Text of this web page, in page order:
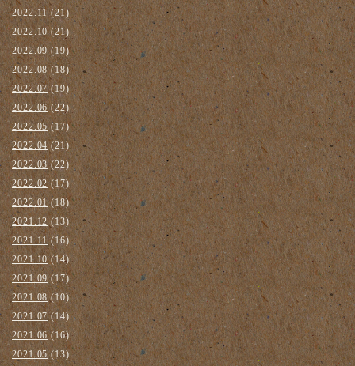
2022.11 (21)
2022.10(21)
2022.09 (19)
2022.08(18)
2022.07(19)
2022.06(22)
2022.05 (17)
2022.04(21)
2022.03(22)
2022.02(17)
2022.01 (18)
2021.12(13)
2021.11(16)
2021.10(14)
2021.09(17)
2021.08(10)
2021.07(14)
2021.06(16)
2021.05(13)